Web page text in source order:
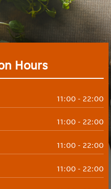
Hours
11:00 - 22:00
11:00 - 22:00
11:00 - 22:00
11:00 - 22:00